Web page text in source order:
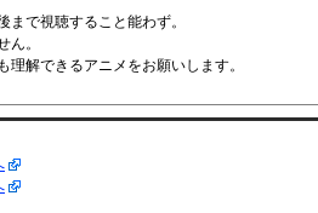
まで視聴すること能わず。
ん。
理解できるアニメをお願いします。